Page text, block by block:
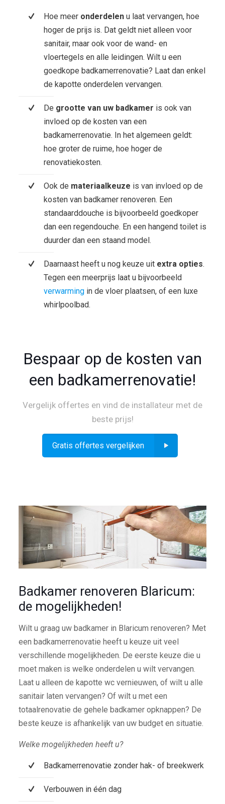
Hoe meer onderdelenu laat vervangen, hoe
hoger de prijs is. Dat geldt niet alleen voor
sanitair, maar ook voor de wand- en
vloertegels en alle leidingen. Wilt u een
goedkope badkamerrenovatie? Laat dan enkel
de kapotte onderdelen vervangen.
De grootte van uw badkamer is ook van
invloed op de kosten van een
badkamerrenovatie. In het algemeen geldt:
hoe groter de ruime, hoe hoger de
renovatiekosten.
Ook de materiaalkeuze is van invloed op de
kosten van badkamer renoveren. Een
standaarddouche is bijvoorbeeld goedkoper
dan een regendouche. En een hangend toilet is
duurder dan een staand model.
Daarnaast heeft u nog keuze uit extra opties.
Tegen een meerprijs laat u bijvoorbeeld
verwarmingin de vloer plaatsen, of een luxe
whirlpoolbad.
Bespaar op de kosten van
een badkamerrenovatie!
Vergelijk offertes en vind de installateur met de
beste prijs!
Gratis offertes vergelijken
Badkamer renoveren Blaricum:
de mogelijkheden!
Wilt u graag uw badkamer in Blaricum renoveren? Met
een badkamerrenovatie heeft u keuze uit veel
verschillende mogelijkheden. De eerste keuze die u
moet maken is welke onderdelen u wilt vervangen.
Laat u alleen de kapotte wc vernieuwen, of wilt u alle
sanitair laten vervangen? Of wilt u met een
totaalrenovatie de gehele badkamer opknappen? De
beste keuze is afhankelijk van uw budget en situatie.
Welke mogelijkheden heeft u?
Badkamerrenovatie zonder hak- of breekwerk
Verbouwen in één dag